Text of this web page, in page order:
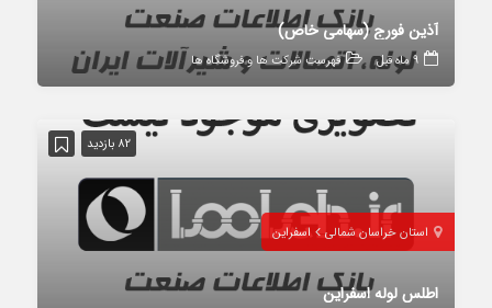
آذین فورج (سهامی خاص)
9 ماه قبل فهرست شرکت ها و فروشگاه ها
82 بازدید
استان خراسان شمالی اسفراین
اطلس لوله اسفراین